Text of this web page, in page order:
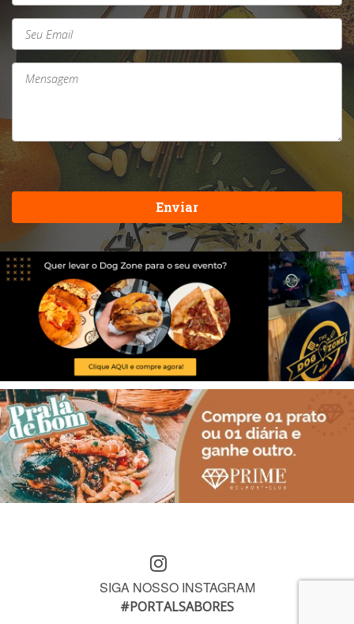
Enviar
SIGA NOSSO INSTAGRAM
#PORTALSABORES